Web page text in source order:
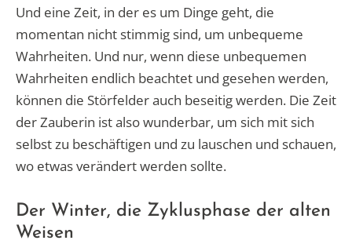
Und eine Zeit, in der es um Dinge geht, die
momentan nicht stimmig sind, um unbequeme
Wahrheiten. Und nur, wenn diese unbequemen
Wahrheiten endlich beachtet und gesehen werden,
können die Störfelder auch beseitig werden. Die Zeit
der Zauberin ist also wunderbar, um sich mit sich
selbst zu beschäftigen und zu lauschen und schauen,
wo etwas verändert werden sollte.
Der Winter, die Zyklusphase der alten
Weisen